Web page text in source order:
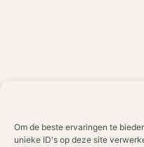
Om de beste ervaringen te
unieke ID's op deze site